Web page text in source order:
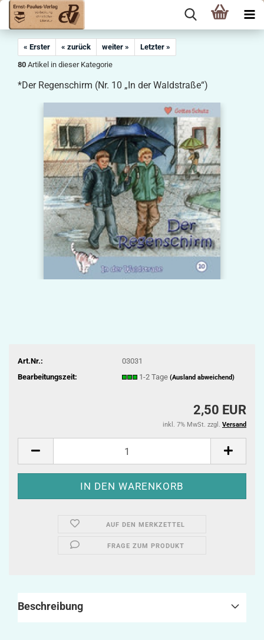
« Erster « zurück weiter »
Letzter »
80 Artikel in dieser Kategorie
*Der Regenschirm (Nr. 10 „In der Waldstraße“)
Art.Nr.:
03031
Bearbeitungszeit:
1-2 Tage (Ausland abweichend)
2,50 EUR
inkl. 7% MwSt. zzgl. Versand
AUF DEN MERKZETTEL
FRAGE ZUM PRODUKT
Beschreibung